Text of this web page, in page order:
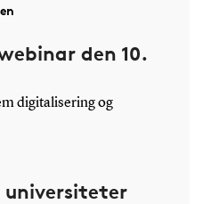
den 10.
digitalisering og
universiteter